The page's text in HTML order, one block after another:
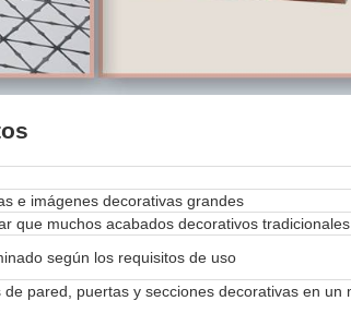
e imágenes decorativas grandes
que muchos acabados decorativos tradicionales
según los requisitos de uso
pared, puertas y secciones decorativas en un